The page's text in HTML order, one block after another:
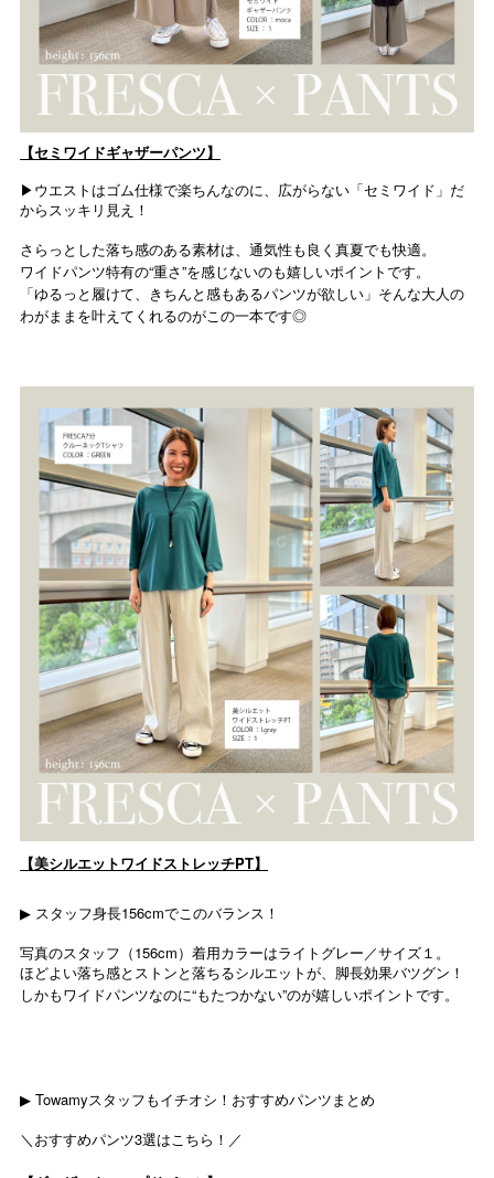
【セミワイドギャザーパンツ】
▶︎ウエストはゴム仕様で楽ちんなのに、広がらない「セミワイド」だ
からスッキリ見え！
さらっとした落ち感のある素材は、通気性も良く真夏でも快適。
ワイドパンツ特有の“重さ”を感じないのも嬉しいポイントです。
「ゆるっと履けて、きちんと感もあるパンツが欲しい」そんな大人の
わがままを叶えてくれるのがこの一本です◎
【美シルエットワイドストレッチPT】
▶ スタッフ身長156cmでこのバランス！
写真のスタッフ（ 156cm ）着用カラーはライトグレー／サイズ １ 。
ほどよい落ち感とストンと落ちるシルエットが、脚長効果バツグン！
しかもワイドパンツなのに“もたつかない”のが嬉しいポイントです。
▶ Towamyスタッフもイチオシ！おすすめパンツまとめ
＼おすすめパンツ3選はこちら！／